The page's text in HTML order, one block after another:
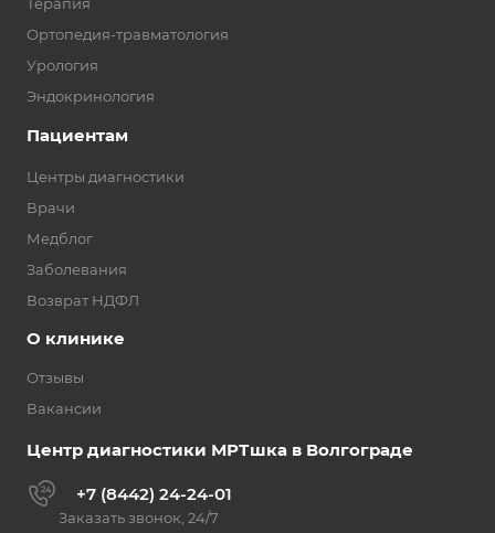
Терапия
Ортопедия-травматология
Урология
Эндокринология
Пациентам
Центры диагностики
Врачи
Медблог
Заболевания
Возврат НДФЛ
О клинике
Отзывы
Вакансии
Центр диагностики МРТшка в Волгограде
+7 (8442) 24-24-01
Заказать звонок, 24/7